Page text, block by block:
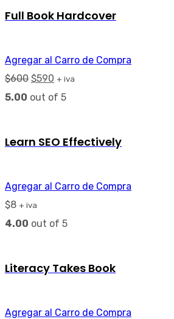
Full Book Hardcover
Agregar al Carro de Compra
$600 $590 + iva
5.00 out of 5
Learn SEO Effectively
Agregar al Carro de Compra
$8 + iva
4.00 out of 5
Literacy Takes Book
Agregar al Carro de Compra